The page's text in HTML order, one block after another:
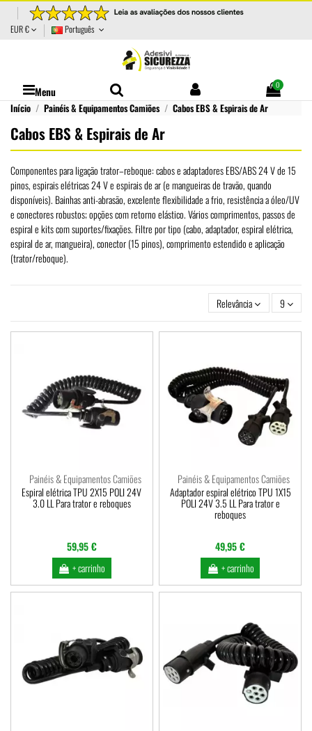
EUR € Português
Menu 0
Início Painéis & Equipamentos Camiões Cabos EBS & Espirais de Ar
Cabos EBS & Espirais de Ar
Componentes para ligação trator–reboque: cabos e adaptadores EBS/ABS 24 V de 15
pinos, espirais elétricas 24 V e espirais de ar (e mangueiras de travão, quando
disponíveis). Bainhas anti-abrasão, excelente flexibilidade a frio, resistência a óleo/UV
e conectores robustos; opções com retorno elástico. Vários comprimentos, passos de
espiral e kits com suportes/fixações. Filtre por tipo (cabo, adaptador, espiral elétrica,
espiral de ar, mangueira), conector (15 pinos), comprimento estendido e aplicação
(trator/reboque).
Relevância 9
Painéis & Equipamentos Camiões
Espiral elétrica TPU 2X15 POLI 24V
3.0 LL Para trator e reboques
59,95 €
+ carrinho
Painéis & Equipamentos Camiões
Adaptador espiral elétrico TPU 1X15
POLI 24V 3.5 LL Para trator e
reboques
49,95 €
+ carrinho